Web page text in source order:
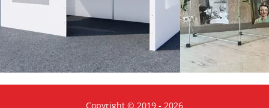
Copyright © 2019 - 2026